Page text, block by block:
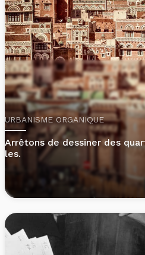
URBANISME ORGANIQUE
Arrêtons de dessiner des
les.